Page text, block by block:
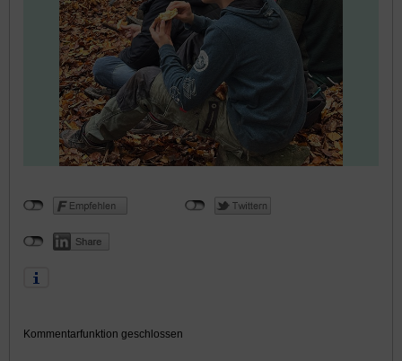
Kommentarfunktion geschlossen